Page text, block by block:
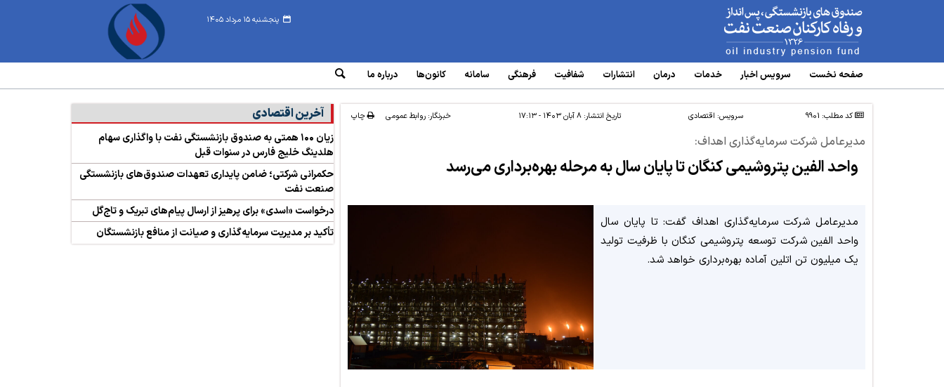
پنجشنبه ۱۵ مرداد ۱۴۰۵ www.oipf.ir
صفحه نخست سرویس‌ اخبار خدمات درمان انتشارات شفافیت فرهنگی سامانه‌ کانون‌ها درباره ما
کد مطلب: 9901 سرویس: اقتصادی تاریخ انتشار: ۸ آبان ۱۴۰۳ - ۱۷:۱۳ خبرنگار: روابط عمومی چاپ
مدیرعامل شرکت سرمایه‌گذاری اهداف:
واحد الفین پتروشیمی کنگان تا پایان سال به مرحله بهره‌برداری می‌رسد
مدیرعامل شرکت سرمایه‌گذاری اهداف گفت: تا پایان سال
واحد الفین شرکت توسعه پتروشیمی کنگان با ظرفیت تولید
یک میلیون تن اتلین آماده بهره‌برداری خواهد شد.
آخرین اقتصادی
زیان ۱۰۰ همتی به صندوق بازنشستگی نفت با واگذاری سهام
هلدینگ خلیج فارس در سنوات قبل
حکمرانی شرکتی؛ ضامن پایداری تعهدات صندوق‌های بازنشستگی
صنعت نفت
درخواست «اسدی» برای پرهیز از ارسال پیام‌های تبریک و تاج‌گل
تأکید بر مدیریت سرمایه‌گذاری و صیانت از منافع بازنشستگان